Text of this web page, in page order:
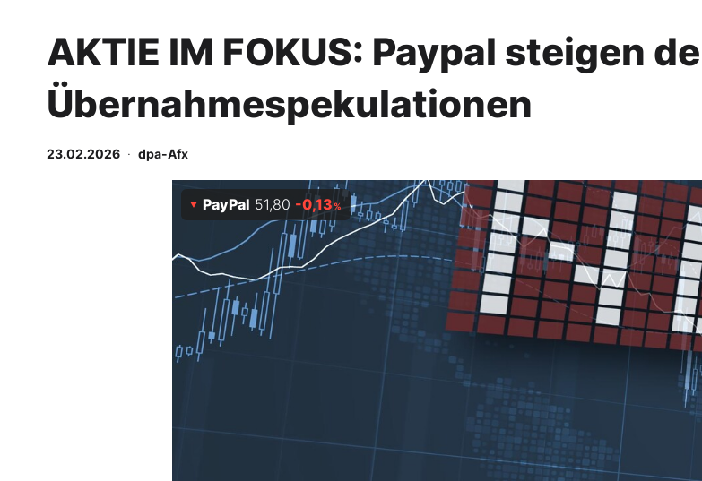
Finanz-Check
Abo & Shop
BO-Musterdepots
Experten
Mein B:O
Mein Konto
AKTIE IM FOKUS: Paypal steigen
Übernahmespekulationen
23.02.2026 · dpa-Afx
PayPal 51,80 -0,13%